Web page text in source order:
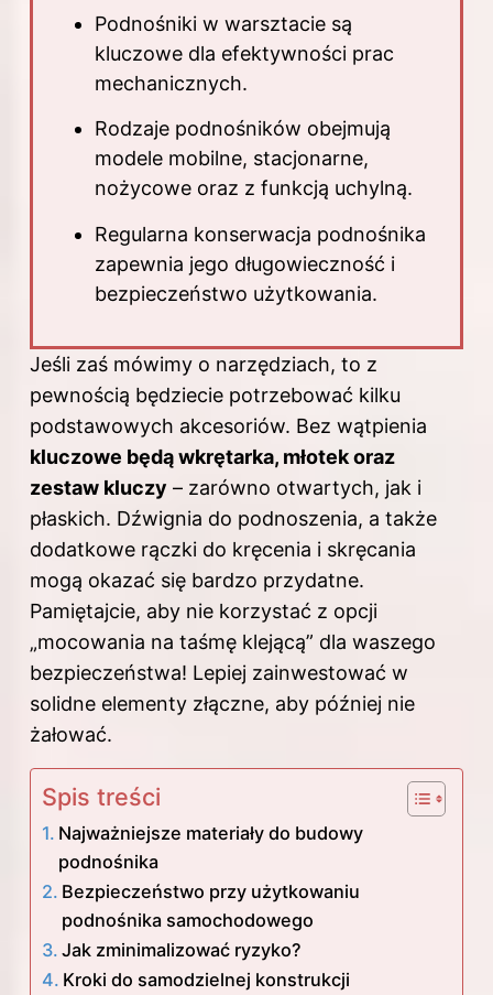
Podnośniki w warsztacie są
kluczowe dla efektywności prac
mechanicznych.
Rodzaje podnośników obejmują
modele mobilne, stacjonarne,
nożycowe oraz z funkcją uchylną.
Regularna konserwacja podnośnika
zapewnia jego długowieczność i
bezpieczeństwo użytkowania.
Jeśli zaś mówimy o narzędziach, to z
pewnością będziecie potrzebować kilku
podstawowych akcesoriów. Bez wątpienia
kluczowe będą wkrętarka, młotek oraz
zestaw kluczy – zarówno otwartych, jak i
płaskich. Dźwignia do podnoszenia, a także
dodatkowe rączki do kręcenia i skręcania
mogą okazać się bardzo przydatne.
Pamiętajcie, aby nie korzystać z opcji
„mocowania na taśmę klejącą” dla waszego
bezpieczeństwa! Lepiej zainwestować w
solidne elementy złączne, aby później nie
żałować.
Spis treści
Najważniejsze materiały do budowy
podnośnika
Bezpieczeństwo przy użytkowaniu
podnośnika samochodowego
Jak zminimalizować ryzyko?
Kroki do samodzielnej konstrukcji